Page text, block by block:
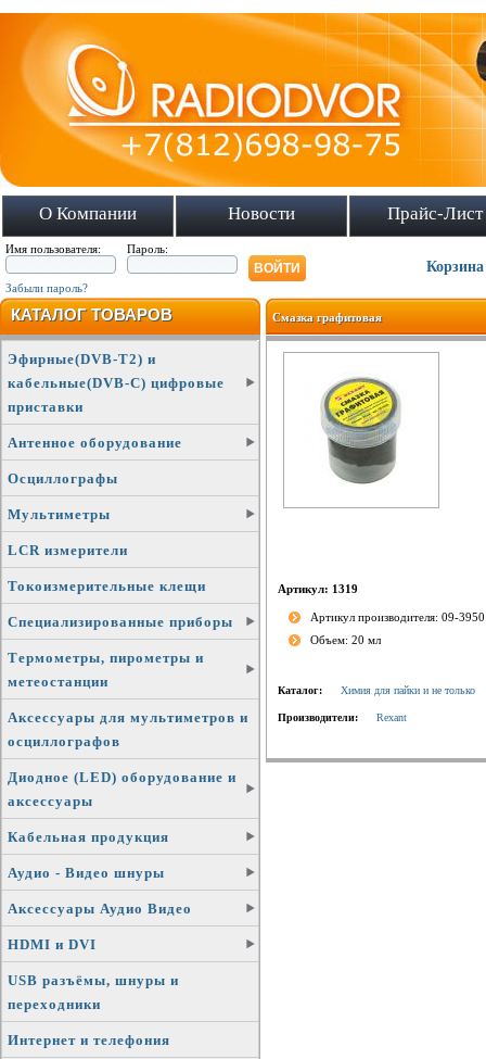
О Компании Новости Прайс-Лист
Имя пользователя: Пароль:
Забыли пароль?
Корзина
КАТАЛОГ ТОВАРОВ
Эфирные(DVB-T2) и
кабельные(DVB-C) цифровые
приставки
Антенное оборудование
Осциллографы
Мультиметры
LCR измерители
Токоизмерительные клещи
Специализированные приборы
Термометры, пирометры и
метеостанции
Аксессуары для мультиметров и
осциллографов
Диодное (LED) оборудование и
аксессуары
Кабельная продукция
Аудио - Видео шнуры
Аксессуары Аудио Видео
HDMI и DVI
USB разъёмы, шнуры и
переходники
Интернет и телефония
Смазка графитовая
Артикул: 1319
Артикул производителя: 09-3950
Объем: 20 мл
Каталог: Химия для пайки и не только
Производители: Rexant